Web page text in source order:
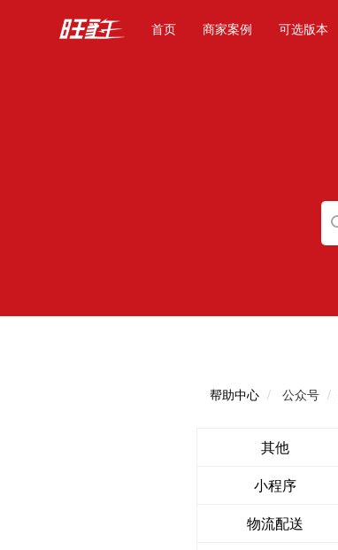
首页(current)商家案例 可选版本
帮助中心 公众号
其他
小程序
物流配送